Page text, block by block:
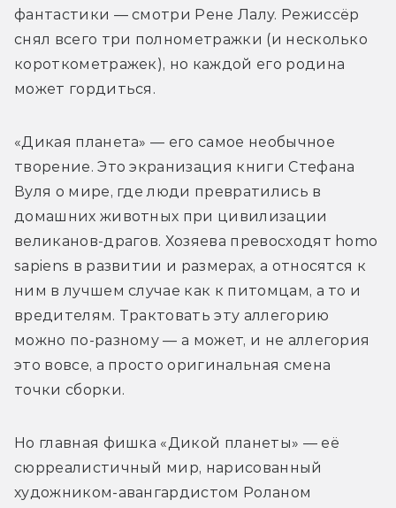
фантастики — смотри Рене Лалу. Режиссёр
снял всего три полнометражки (и несколько
короткометражек), но каждой его родина
может гордиться.
«Дикая планета» — его самое необычное
творение. Это экранизация книги Стефана
Вуля о мире, где люди превратились в
домашних животных при цивилизации
великанов-драгов. Хозяева превосходят homo
sapiens в развитии и размерах, а относятся к
ним в лучшем случае как к питомцам, а то и
вредителям. Трактовать эту аллегорию
можно по-разному — а может, и не аллегория
это вовсе, а просто оригинальная смена
точки сборки.
Но главная фишка «Дикой планеты» — её
сюрреалистичный мир, нарисованный
художником-авангардистом Роланом